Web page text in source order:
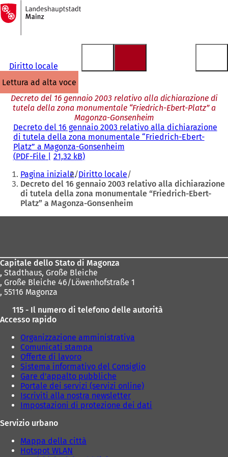
Vai al contenuto
Alla
pagina
iniziale
Diritto locale
lettura ad alta voce
Decreto del 16 gennaio 2003 relativo alla dichiarazione di
tutela della zona monumentale “Friedrich-Ebert-Platz” a
Magonza-Gonsenheim
Decreto del 16 gennaio 2003 relativo alla dichiarazione
di tutela della zona monumentale “Friedrich-Ebert-
Platz” a Magonza-Gonsenheim
PDF-File 21,32 kB
Siete
qui:
Pagina iniziale Diritto locale
Decreto del 16 gennaio 2003 relativo alla dichiarazione
di tutela della zona monumentale “Friedrich-Ebert-
Platz” a Magonza-Gonsenheim
Capitale dello Stato di Magonza
, Stadthaus, Große Bleiche
, Große Bleiche 46/Löwenhofstraße 1
, 55116 Magonza
115 - Il numero di telefono delle autorità
Accesso rapido
Organizzazione amministrativa
Comunicati stampa
Offerte di lavoro
Sistema informativo del Consiglio
Gare d'appalto pubbliche
Portale dei servizi (servizi online)
Iscriviti alla nostra newsletter
Impostazioni di protezione dei dati
Servizio urbano
Mappa della città
Hotspot WLAN